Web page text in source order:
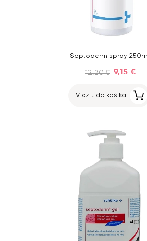
Septoderm spray 250ml
12,20 € 9,15 €
Vložiť do košíka